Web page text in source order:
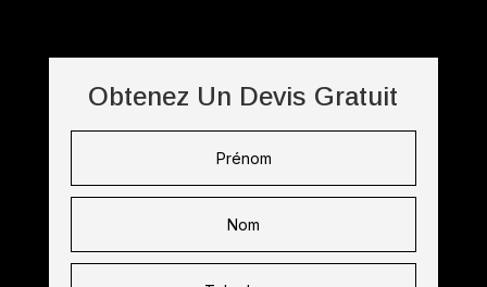
Obtenez Un Devis Gratuit